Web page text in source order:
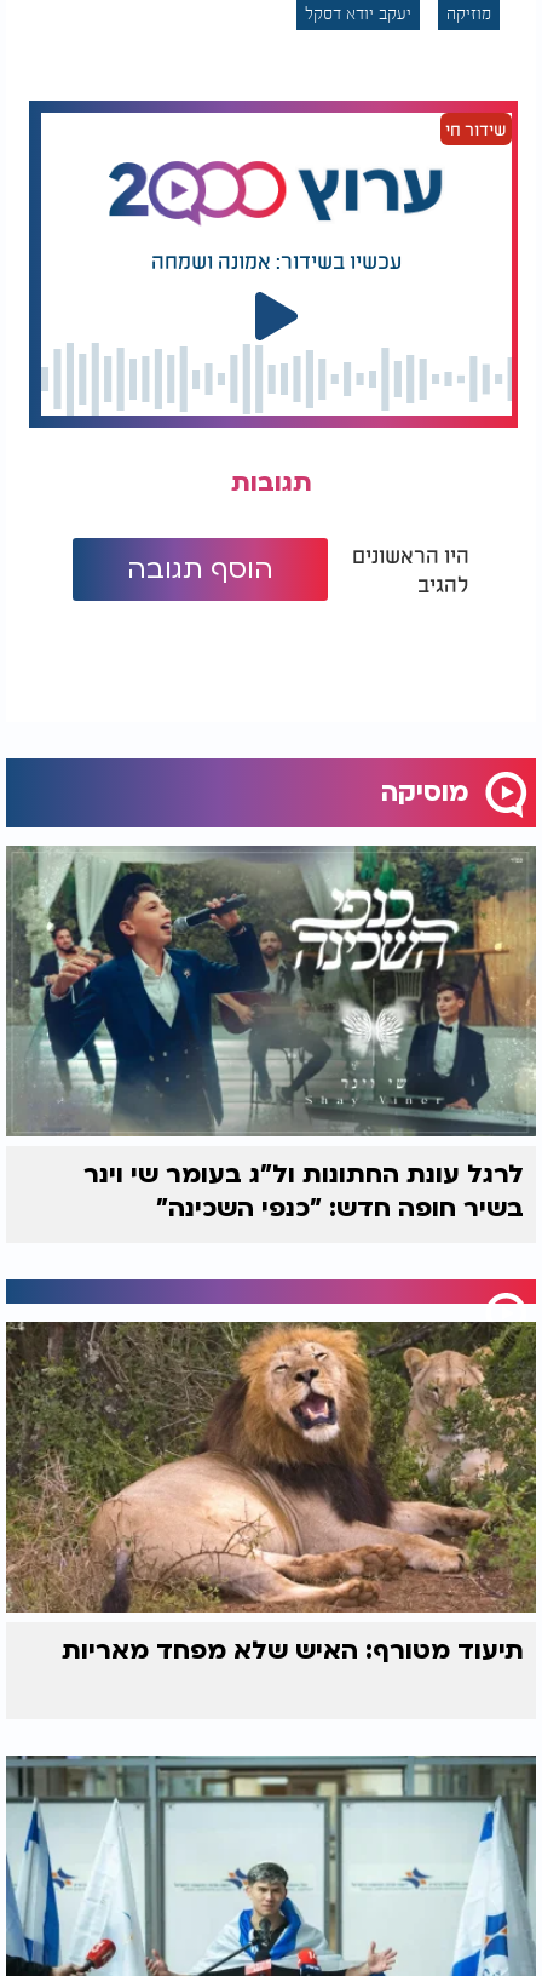
מוזיקה יעקב יודא דסקל
שידור חי
עכשיו בשידור: אמונה ושמחה
תגובות
היו הראשונים
להגיב
הוסף תגובה
מוסיקה
לרגל עונת החתונות ול"ג בעומר שי וינר
בשיר חופה חדש: "כנפי השכינה"
תיעוד מטורף: האיש שלא מפחד מאריות